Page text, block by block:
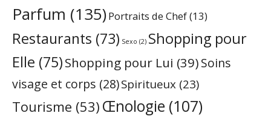
Parfum (135)Portraits de Chef(13)
Restaurants (73) Sexo (2) Shopping pour
Elle (75)Shopping pour Lui (39)Soins
visage et corps (28)Spiritueux (23)
Tourisme (53) Œnologie (107)